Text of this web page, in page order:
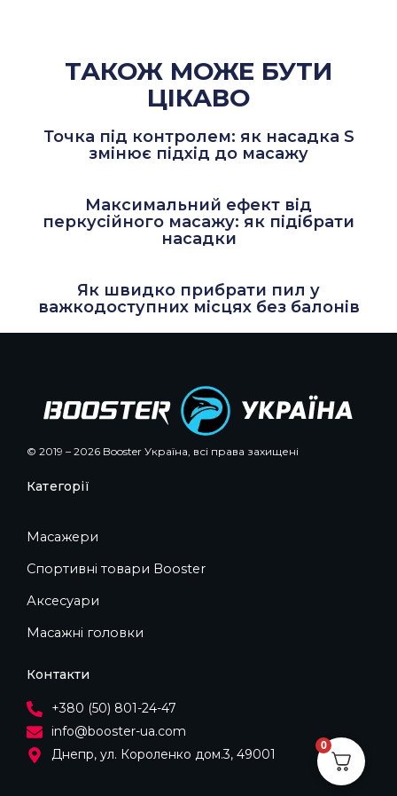
ТАКОЖ МОЖЕ БУТИ
ЦІКАВО
Точка під контролем: як насадка S
змінює підхід до масажу
Максимальний ефект від
перкусійного масажу: як підібрати
насадки
Як швидко прибрати пил у
важкодоступних місцях без балонів
© 2019 – 2026 Booster Україна, всі права захищені
Категорії
Масажери
Спортивні товари Booster
Аксесуари
Масажні головки
Контакти
+380 (50) 801-24-47
info@booster-ua.com
Днепр, ул. Короленко дом.3, 49001
0